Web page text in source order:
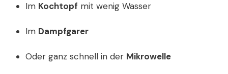
Im Kochtopf mit wenig Wasser
Im Dampfgarer
Oder ganz schnell in der Mikrowelle